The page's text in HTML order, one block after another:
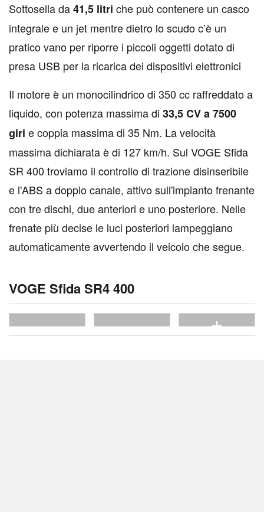
Sottosella da41,5 litri che può contenere un casco
integrale e un jet mentre dietro lo scudo c’è un
pratico vano per riporre i piccoli oggetti dotato di
presa USB per la ricarica dei dispositivi elettronici
Il motore è un monocilindrico di 350 cc raffreddato a
liquido, con potenza massima di 33,5 CV a 7500
giri e coppia massima di 35 Nm. La velocità
massima dichiarata è di 127 km/h. Sul VOGE Sfida
SR 400 troviamo il controllo di trazione disinseribile
e l'ABS a doppio canale, attivo sull'impianto frenante
con tre dischi, due anteriori e uno posteriore. Nelle
frenate più decise le luci posteriori lampeggiano
automaticamente avvertendo il veicolo che segue.
VOGE Sfida SR4 400